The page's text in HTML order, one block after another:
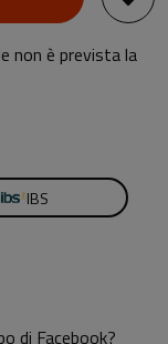
non è prevista la
IBS
di Facebook?